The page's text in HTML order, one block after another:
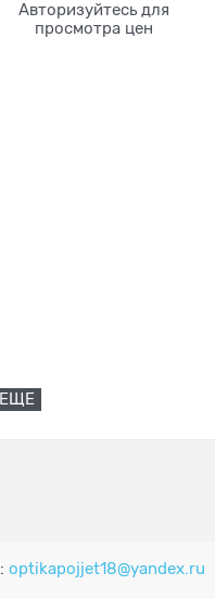
Авторизуйтесь для
просмотра цен
optikapojjet18@yandex.ru